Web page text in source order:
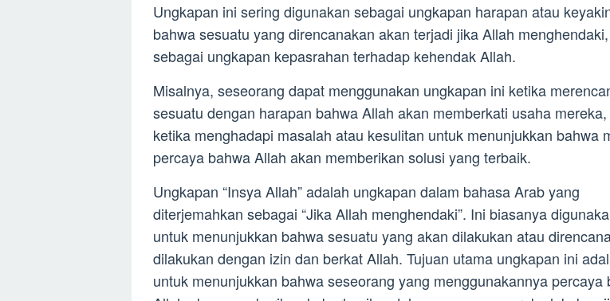
Ungkapan ini sering digunakan sebagai ungkapan harapan atau
bahwa sesuatu yang direncanakan akan terjadi jika Allah
sebagai ungkapan kepasrahan terhadap kehendak Allah.
Misalnya, seseorang dapat menggunakan ungkapan ini ketika
sesuatu dengan harapan bahwa Allah akan memberkati usaha
ketika menghadapi masalah atau kesulitan untuk menunjukkan bahwa
percaya bahwa Allah akan memberikan solusi yang terbaik.
Ungkapan “Insya Allah” adalah ungkapan dalam bahasa Arab yang
diterjemahkan sebagai “Jika Allah menghendaki”. Ini biasanya
untuk menunjukkan bahwa sesuatu yang akan dilakukan atau
dilakukan dengan izin dan berkat Allah. Tujuan utama ungkapan ini
untuk menunjukkan bahwa seseorang yang menggunakannya percaya